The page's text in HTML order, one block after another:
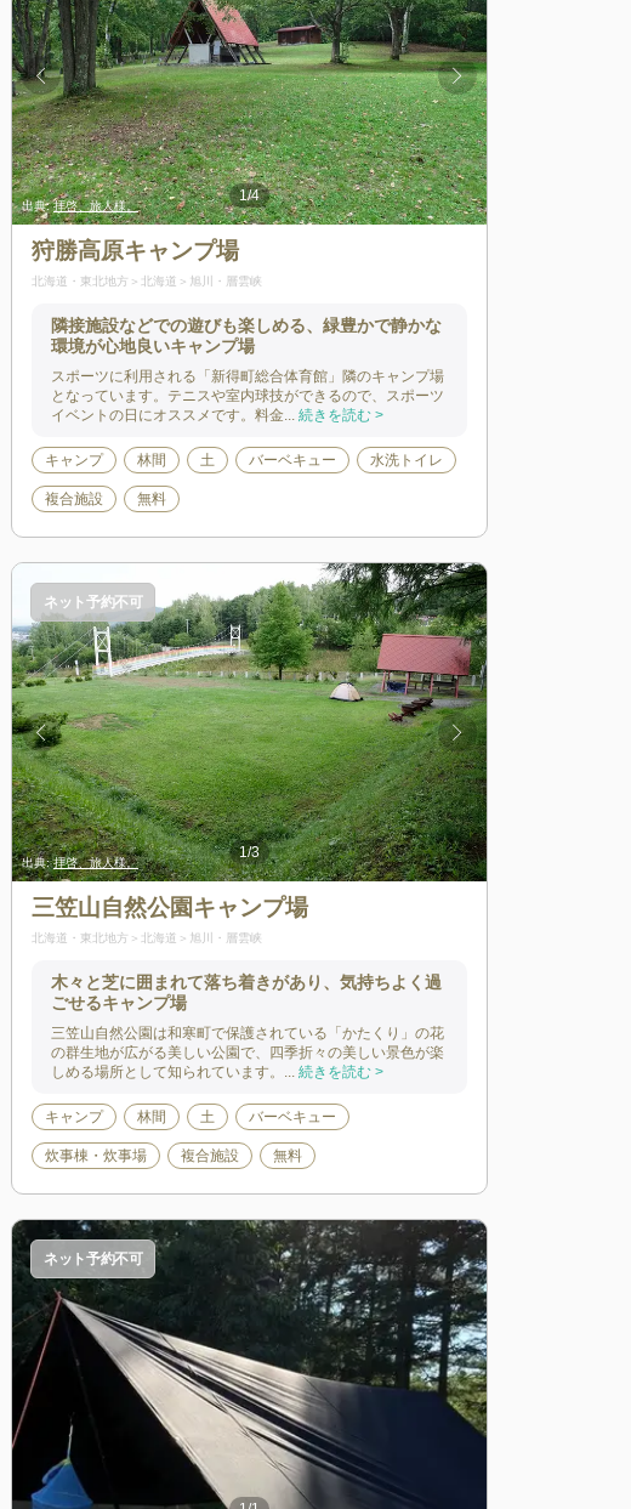
出典:拝啓、旅人様。 出典:
出典:拝啓、旅人様。
1/4
狩勝高原キャンプ場
北海道・東北地方 北海道 旭川・層雲峡
隣接施設などでの遊びも楽しめる、緑豊かで静かな
環境が心地良いキャンプ場
スポーツに利用される「新得町総合体育館」隣のキャンプ場
となっています。テニスや室内球技ができるので、スポーツ
イベントの日にオススメです。料金... 続きを読む >
キャンプ 林間 土 バーベキュー 水洗トイレ
複合施設 無料
出典:かーちゃん(hinataアプリ) 出典:
出典:拝啓、旅人様。
1/3
ネット予約不可
三笠山自然公園キャンプ場
北海道・東北地方 北海道 旭川・層雲峡
木々と芝に囲まれて落ち着きがあり、気持ちよく過
ごせるキャンプ場
三笠山自然公園は和寒町で保護されている「かたくり」の花
の群生地が広がる美しい公園で、四季折々の美しい景色が楽
しめる場所として知られています。... 続きを読む >
キャンプ 林間 土 バーベキュー
炊事棟・炊事場 複合施設 無料
ネット予約不可